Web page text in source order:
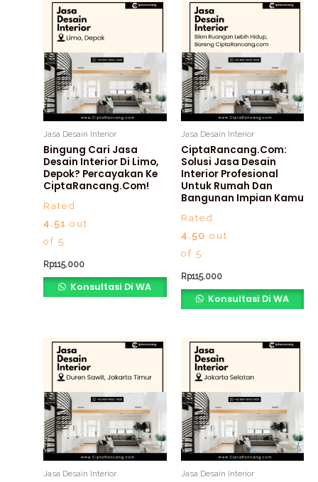
Jasa Desain Interior
Bingung Cari Jasa
Desain Interior Di Limo,
Depok? Percayakan Ke
CiptaRancang.com!
Rated
4.51 out
of 5
Rp115.000
Konsultasi Di WA
Jasa Desain Interior
CiptaRancang.com:
Solusi Jasa Desain
Interior Profesional
Untuk Rumah Dan
Bangunan Impian Kamu
Rated
4.50 out
of 5
Rp115.000
Konsultasi Di WA
Jasa Desain Interior Jasa Desain Interior